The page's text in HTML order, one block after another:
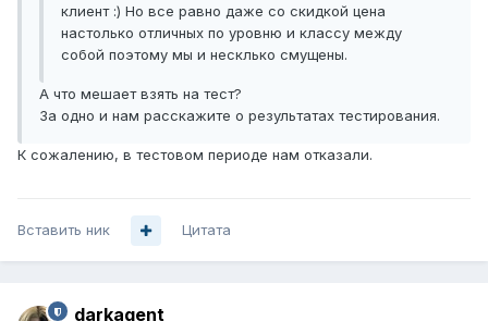
клиент :) Но все равно даже со скидкой цена
настолько отличных по уровню и классу между
собой поэтому мы и несклько смущены.
А что мешает взять на тест?
За одно и нам расскажите о результатах тестирования.
К сожалению, в тестовом периоде нам отказали.
Вставить ник Цитата
darkagent